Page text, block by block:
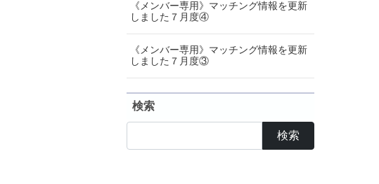
《メンバー専用》マッチング情報を更新
しました７月度④
《メンバー専用》マッチング情報を更新
しました７月度③
検索
検索